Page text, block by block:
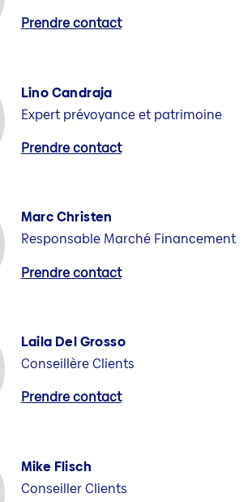
Prendre contact
Lino Candraja
Expert prévoyance et patrimoine
Prendre contact
Marc Christen
Responsable Marché Financement
Prendre contact
Laila Del Grosso
Conseillère Clients
Prendre contact
Mike Flisch
Conseiller Clients